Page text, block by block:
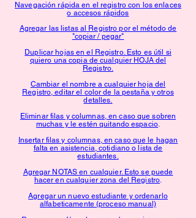
Navegación rápida en el registro con los enlaces
o accesos rápidos
Agregar las listas al Registro por el método de
"copiar / pegar"
Duplicar hojas en el Registro. Esto es útil si
quiero una copia de cualquier HOJA del
Registro.
Cambiar el nombre a cualquier hoja del
Registro, editar el color de la pestaña y otros
detalles.
Eliminar filas y columnas, en caso que sobren
muchas y le estén quitando espacio.
Insertar filas y columnas, en caso que le hagan
falta en asistencia, cotidiano o lista de
estudiantes.
Agregar NOTAS en cualquier. Esto se puede
hacer en cualquier zona del Registro.
Agregar un nuevo estudiante y ordenarlo
alfabeticamente (proceso manual)